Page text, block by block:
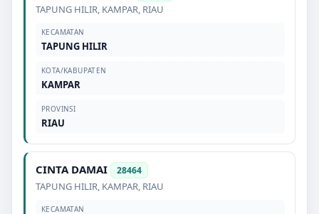
TAPUNG HILIR, KAMPAR, RIAU
KECAMATAN
TAPUNG HILIR
KOTA/KABUPATEN
KAMPAR
PROVINSI
RIAU
CINTA DAMAI 28464
TAPUNG HILIR, KAMPAR, RIAU
KECAMATAN